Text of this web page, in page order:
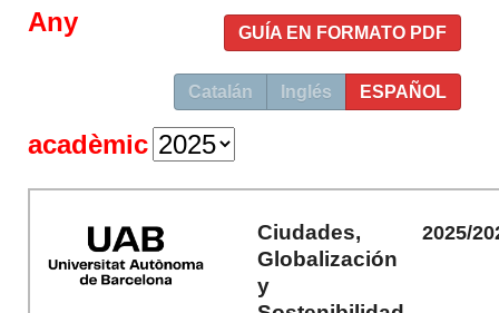
GUÍA EN FORMATO PDF
Catalán Inglés ESPAÑOL
Any
acadèmic
Ciudades,
Globalización
y
2025/